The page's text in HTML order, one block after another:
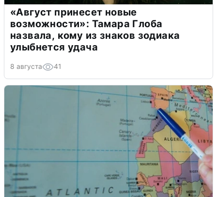
«Август принесет новые
возможности»: Тамара Глоба
назвала, кому из знаков зодиака
улыбнется удача
8 августа 41